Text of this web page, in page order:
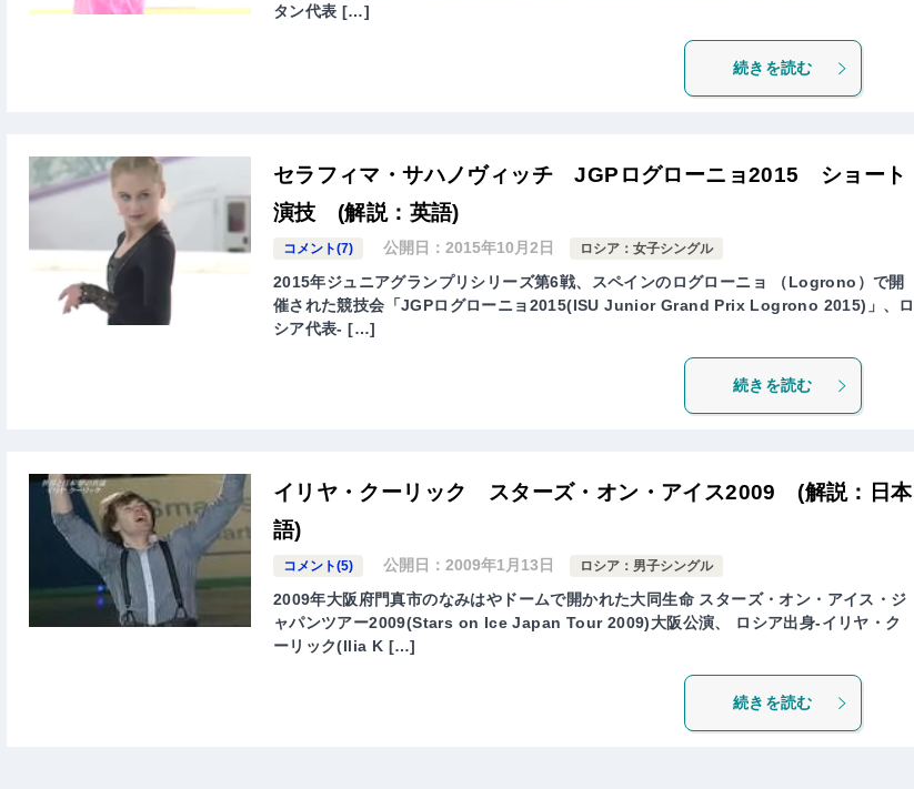
タン代表 […]
続きを読む
セラフィマ・サハノヴィッチ JGPログローニョ2015 ショート
演技 (解説：英語)
コメント(7) 公開日：2015年10月2日 ロシア：女子シングル
2015年ジュニアグランプリシリーズ第6戦、スペインのログローニョ （Logrono）で開
催された競技会「JGPログローニョ2015(ISU Junior Grand Prix Logrono 2015)」、ロ
シア代表- […]
続きを読む
イリヤ・クーリック スターズ・オン・アイス2009 (解説：日本
語)
コメント(5) 公開日：2009年1月13日 ロシア：男子シングル
2009年大阪府門真市のなみはやドームで開かれた大同生命 スターズ・オン・アイス・ジ
ャパンツアー2009(Stars on Ice Japan Tour 2009)大阪公演、 ロシア出身-イリヤ・ク
ーリック(Ilia K […]
続きを読む